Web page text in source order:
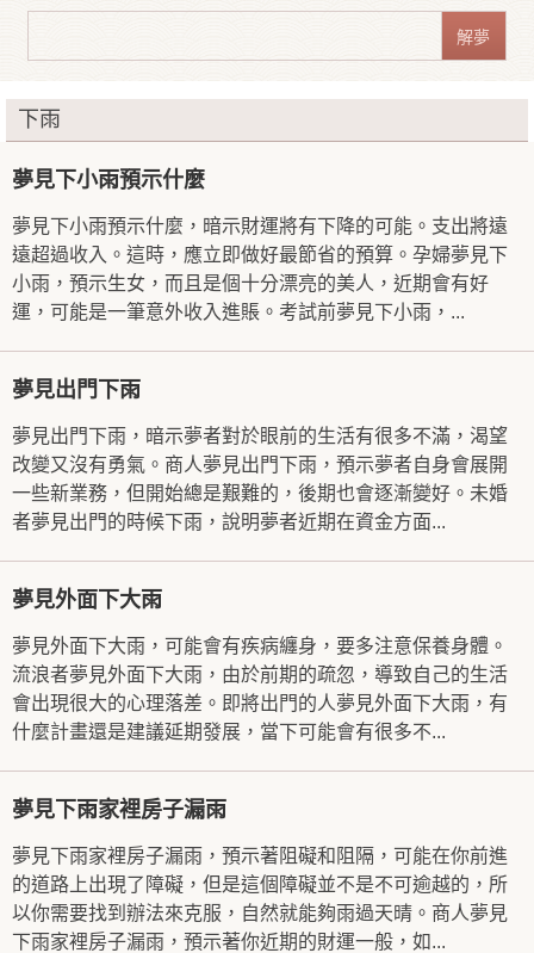
下雨
夢見下小雨預示什麼
夢見下小雨預示什麼，暗示財運將有下降的可能。支出將遠
遠超過收入。這時，應立即做好最節省的預算。孕婦夢見下
小雨，預示生女，而且是個十分漂亮的美人，近期會有好
運，可能是一筆意外收入進賬。考試前夢見下小雨，...
夢見出門下雨
夢見出門下雨，暗示夢者對於眼前的生活有很多不滿，渴望
改變又沒有勇氣。商人夢見出門下雨，預示夢者自身會展開
一些新業務，但開始總是艱難的，後期也會逐漸變好。未婚
者夢見出門的時候下雨，說明夢者近期在資金方面...
夢見外面下大雨
夢見外面下大雨，可能會有疾病纏身，要多注意保養身體。
流浪者夢見外面下大雨，由於前期的疏忽，導致自己的生活
會出現很大的心理落差。即將出門的人夢見外面下大雨，有
什麼計畫還是建議延期發展，當下可能會有很多不...
夢見下雨家裡房子漏雨
夢見下雨家裡房子漏雨，預示著阻礙和阻隔，可能在你前進
的道路上出現了障礙，但是這個障礙並不是不可逾越的，所
以你需要找到辦法來克服，自然就能夠雨過天晴。商人夢見
下雨家裡房子漏雨，預示著你近期的財運一般，如...